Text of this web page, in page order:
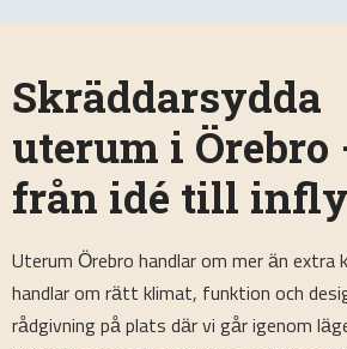
Skräddarsydda
uterum i Örebro
från idé till
Uterum Örebro handlar om mer än extra
handlar om rätt klimat, funktion och
rådgivning på plats där vi går igenom